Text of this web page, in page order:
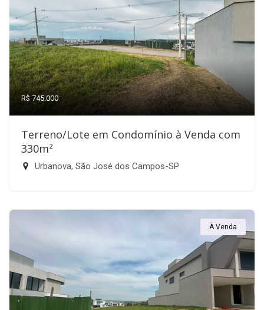
R$ 745.000
Terreno/Lote em Condomínio à Venda com
330m²
Urbanova, São José dos Campos-SP
À Venda